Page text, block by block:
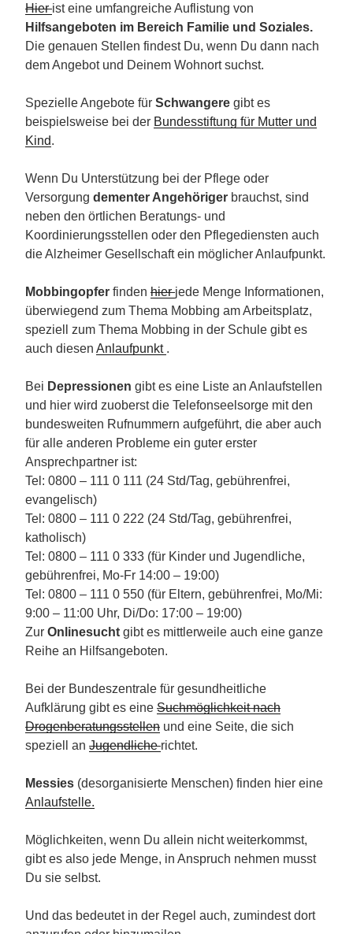
Hierist eine umfangreiche Auflistung von
Hilfsangeboten im Bereich Familie und Soziales.
Die genauen Stellen findest Du, wenn Du dann nach
dem Angebot und Deinem Wohnort suchst.
Spezielle Angebote für Schwangere gibt es
beispielsweise bei der Bundesstiftung für Mutter und
Kind.
Wenn Du Unterstützung bei der Pflege oder
Versorgung dementer Angehöriger brauchst, sind
neben den örtlichen Beratungs- und
Koordinierungsstellen oder den Pflegediensten auch
die Alzheimer Gesellschaft ein möglicher Anlaufpunkt.
Mobbingopfer finden hierjede Menge Informationen,
überwiegend zum Thema Mobbing am Arbeitsplatz,
speziell zum Thema Mobbing in der Schule gibt es
auch diesen Anlaufpunkt .
Bei Depressionen gibt es eine Liste an Anlaufstellen
und hier wird zuoberst die Telefonseelsorge mit den
bundesweiten Rufnummern aufgeführt, die aber auch
für alle anderen Probleme ein guter erster
Ansprechpartner ist:
Tel: 0800 – 111 0 111 (24 Std/Tag, gebührenfrei,
evangelisch)
Tel: 0800 – 111 0 222 (24 Std/Tag, gebührenfrei,
katholisch)
Tel: 0800 – 111 0 333 (für Kinder und Jugendliche,
gebührenfrei, Mo-Fr 14:00 – 19:00)
Tel: 0800 – 111 0 550 (für Eltern, gebührenfrei, Mo/Mi:
9:00 – 11:00 Uhr, Di/Do: 17:00 – 19:00)
Zur Onlinesucht gibt es mittlerweile auch eine ganze
Reihe an Hilfsangeboten.
Bei der Bundeszentrale für gesundheitliche
Aufklärung gibt es eine Suchmöglichkeit nach
Drogenberatungsstellen und eine Seite, die sich
speziell an Jugendlicherichtet.
Messies (desorganisierte Menschen) finden hier eine
Anlaufstelle.
Möglichkeiten, wenn Du allein nicht weiterkommst,
gibt es also jede Menge, in Anspruch nehmen musst
Du sie selbst.
Und das bedeutet in der Regel auch, zumindest dort